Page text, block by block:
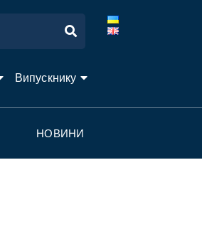
Випускнику
НОВИНИ